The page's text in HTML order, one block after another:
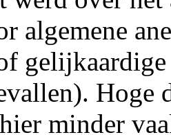
algemene
minder